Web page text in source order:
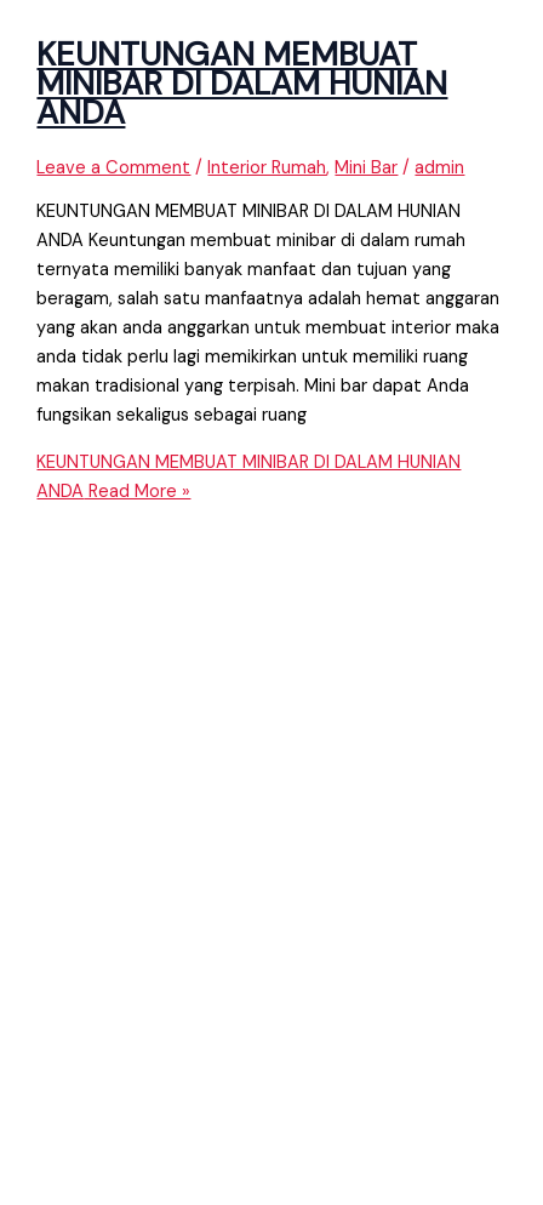
KEUNTUNGAN MEMBUAT
MINIBAR DI DALAM HUNIAN
ANDA
Leave a Comment /Interior Rumah,Mini Bar /admin
KEUNTUNGAN MEMBUAT MINIBAR DI DALAM HUNIAN
ANDA Keuntungan membuat minibar di dalam rumah
ternyata memiliki banyak manfaat dan tujuan yang
beragam, salah satu manfaatnya adalah hemat anggaran
yang akan anda anggarkan untuk membuat interior maka
anda tidak perlu lagi memikirkan untuk memiliki ruang
makan tradisional yang terpisah. Mini bar dapat Anda
fungsikan sekaligus sebagai ruang
KEUNTUNGAN MEMBUAT MINIBAR DI DALAM HUNIAN
ANDA Read More »